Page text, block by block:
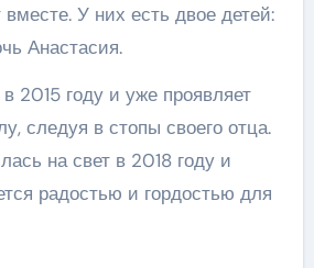
У них есть двое детей:
Анастасия.
2015 году и уже проявляет
следуя в стопы своего отца.
на свет в 2018 году и
радостью и гордостью для